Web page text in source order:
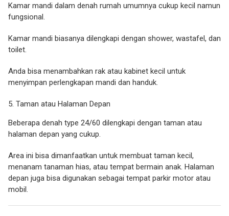
Kamar mandi dalam denah rumah umumnya cukup kecil namun
fungsional.
Kamar mandi biasanya dilengkapi dengan shower, wastafel, dan
toilet.
Anda bisa menambahkan rak atau kabinet kecil untuk
menyimpan perlengkapan mandi dan handuk.
Taman atau Halaman Depan
Beberapa denah type 24/60 dilengkapi dengan taman atau
halaman depan yang cukup.
Area ini bisa dimanfaatkan untuk membuat taman kecil,
menanam tanaman hias, atau tempat bermain anak. Halaman
depan juga bisa digunakan sebagai tempat parkir motor atau
mobil.